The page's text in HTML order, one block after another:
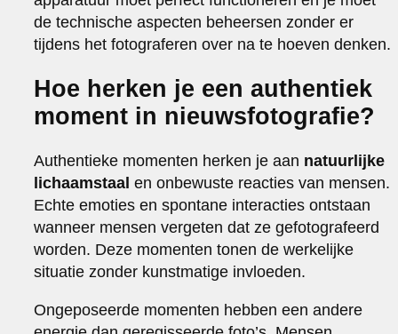
de technische aspecten beheersen zonder er
tijdens het fotograferen over na te hoeven denken.
Hoe herken je een authentiek
moment in nieuwsfotografie?
Authentieke momenten herken je aan natuurlijke
lichaamstaal en onbewuste reacties van mensen.
Echte emoties en spontane interacties ontstaan
wanneer mensen vergeten dat ze gefotografeerd
worden. Deze momenten tonen de werkelijke
situatie zonder kunstmatige invloeden.
Ongeposeerde momenten hebben een andere